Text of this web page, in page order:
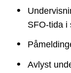
SFO-tida i
Avlyst